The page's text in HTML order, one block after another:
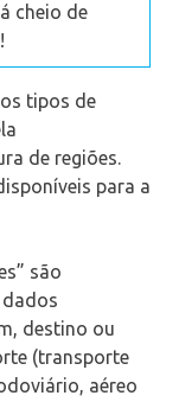
cheio de
tipos de
de regiões.
para a
são
destino ou
(transporte
aéreo